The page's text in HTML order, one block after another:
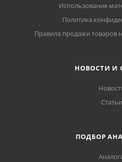
Использование
Политика
Правила продажи товаров
НОВОСТИ И
Статьи
ПОДБОР